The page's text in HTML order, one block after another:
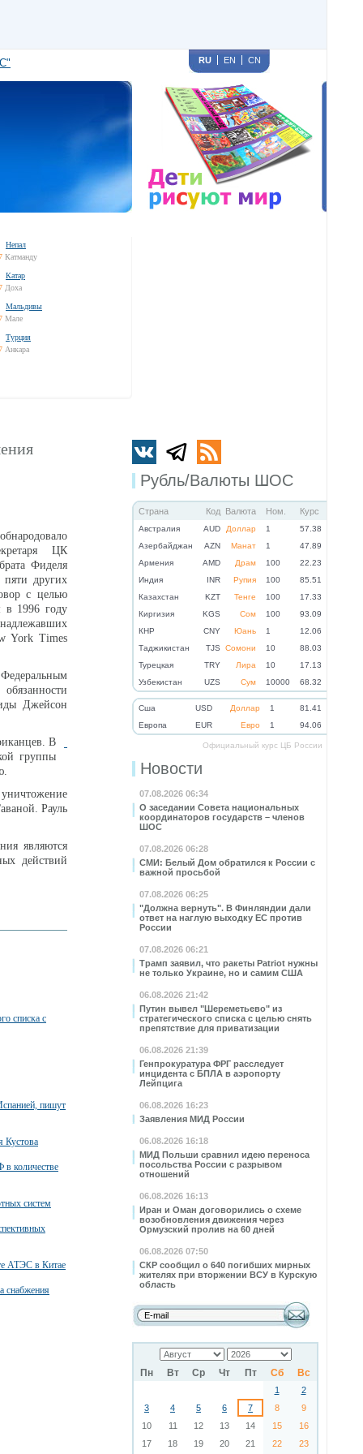
RU EN CN
Непал
Катманду
Катар
Доха
Мальдивы
Мале
Турция
Анкара
Рубль/Валюты ШОС
Страна Код Валюта Ном. Курс
Австралия AUD Доллар 1
57.38
Азербайджан
AZN Манат 1
47.89
Армения
AMD Драм 100
22.23
Индия
INR Рупия 100
85.51
Казахстан
KZT Тенге 100
17.33
Киргизия
KGS Сом 100
93.09
КНР
CNY Юань 1
12.06
Таджикистан
TJS Сомони 10
88.03
Турецкая
TRY Лира 10
17.13
Узбекистан
UZS Сум 10000 68.32
Cша USD Доллар 1
81.41
Eвропа
EUR Евро 1 94.06
Официальный курс ЦБ России
Новости
07.08.2026 06:34
О заседании Совета национальных
координаторов государств – членов
ШОС
07.08.2026 06:28
СМИ: Белый Дом обратился к России с
важной просьбой
07.08.2026 06:25
"Должна вернуть". В Финляндии дали
ответ на наглую выходку ЕС против
России
07.08.2026 06:21
Трамп заявил, что ракеты Patriot нужны
не только Украине, но и самим США
06.08.2026 21:42
Путин вывел "Шереметьево" из
стратегического списка с целью снять
препятствие для приватизации
06.08.2026 21:39
Генпрокуратура ФРГ расследует
инцидента с БПЛА в аэропорту
Лейпцига
06.08.2026 16:23
Заявления МИД России
06.08.2026 16:18
МИД Польши сравнил идею переноса
посольства России с разрывом
отношений
06.08.2026 16:13
Иран и Оман договорились о схеме
возобновления движения через
Ормузский пролив на 60 дней
06.08.2026 07:50
СКР сообщил о 640 погибших мирных
жителях при вторжении ВСУ в Курскую
область
Пн Вт Ср Чт Пт Сб Вс
1
2
3
4 5 6 7 8
9
10
11 12 13 14 15
16
17
18 19 20 21 22
23
ЦК
Фиделя
пяти других
с целью
в 1996 году
York Times
Джейсон
В
группы
Рауль
являются
действий
списка с
пишут
Кустова
количестве
систем
АТЭС в Китае
снабжения